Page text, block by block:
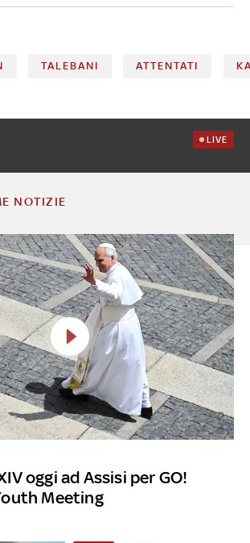
TALEBANI ATTENTATI
LIVE
NOTIZIE
oggi ad Assisi per GO!
Meeting